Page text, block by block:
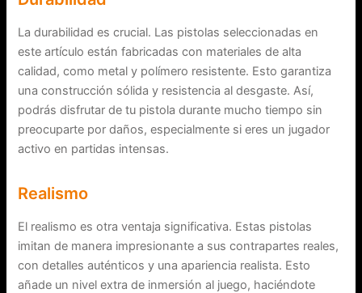
La durabilidad es crucial. Las pistolas seleccionadas en
este artículo están fabricadas con materiales de alta
calidad, como metal y polímero resistente. Esto garantiza
una construcción sólida y resistencia al desgaste. Así,
podrás disfrutar de tu pistola durante mucho tiempo sin
preocuparte por daños, especialmente si eres un jugador
activo en partidas intensas.
Realismo
El realismo es otra ventaja significativa. Estas pistolas
imitan de manera impresionante a sus contrapartes reales,
con detalles auténticos y una apariencia realista. Esto
añade un nivel extra de inmersión al juego, haciéndote